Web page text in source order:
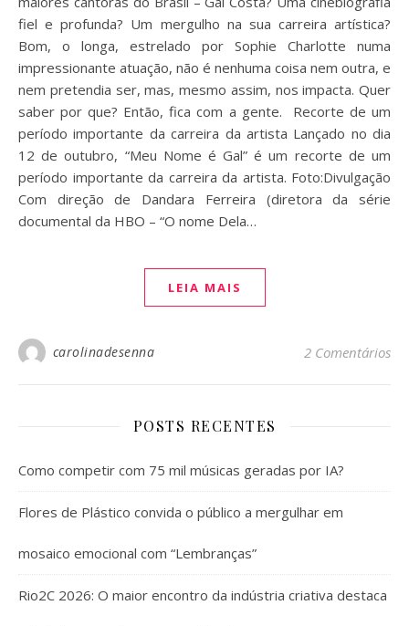
fiel e profunda? Um mergulho na sua carreira artística?
Bom, o longa, estrelado por Sophie Charlotte numa
impressionante atuação, não é nenhuma coisa nem outra, e
nem pretendia ser, mas, mesmo assim, nos impacta. Quer
saber por que? Então, fica com a gente. Recorte de um
período importante da carreira da artista Lançado no dia
12 de outubro, “Meu Nome é Gal” é um recorte de um
período importante da carreira da artista. Foto:Divulgação
Com direção de Dandara Ferreira (diretora da série
documental da HBO – “O nome Dela…
LEIA MAIS
carolinadesenna 2 Comentários
POSTS RECENTES
Como competir com 75 mil músicas geradas por IA?
Flores de Plástico convida o público a mergulhar em
mosaico emocional com “Lembranças”
Rio2C 2026: O maior encontro da indústria criativa destaca